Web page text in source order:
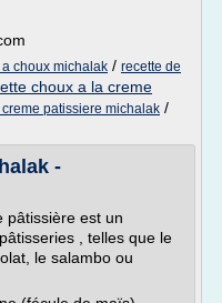
choux michalak / recette de
choux a la creme
patissiere michalak /
-
pâtissière est un
, telles que le
le salambo ou